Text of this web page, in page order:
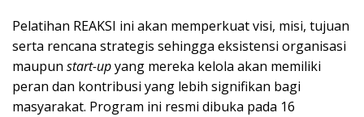
Pelatihan REAKSI ini akan memperkuat visi, misi, tujuan
serta rencana strategis sehingga eksistensi organisasi
maupun start-upyang mereka kelola akan memiliki
peran dan kontribusi yang lebih signifikan bagi
masyarakat. Program ini resmi dibuka pada 16